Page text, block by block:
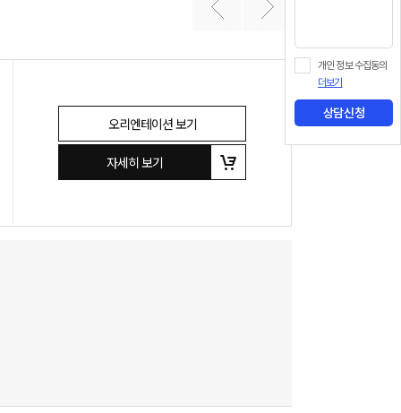
오리엔테이션 보기
자세히 보기
개인 정보 수집동의
더보기
상담신청